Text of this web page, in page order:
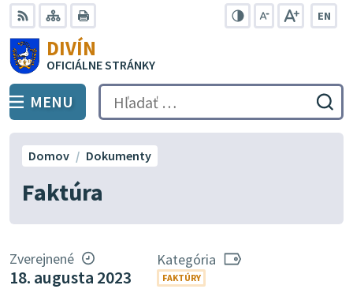
Preskočiť
na
obsah
RSS Mapa
EN
DIVÍN
OFICIÁLNE STRÁNKY
PREPNÚŤ
MENU Hľadať:
Faktúra
Domov Dokumenty
Zverejnené
18. augusta 2023
Kategória
FAKTÚRY